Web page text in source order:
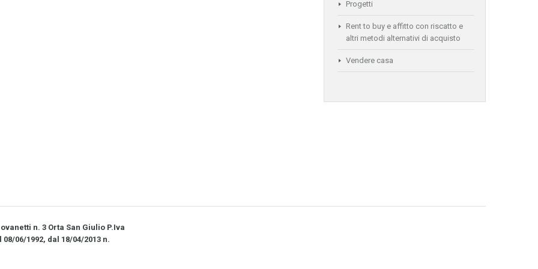
Progetti
Rent to buy e affitto con riscatto e
altri metodi alternativi di acquisto
Vendere casa
n. 3 Orta San Giulio P.Iva
06/1992, dal 18/04/2013 n.